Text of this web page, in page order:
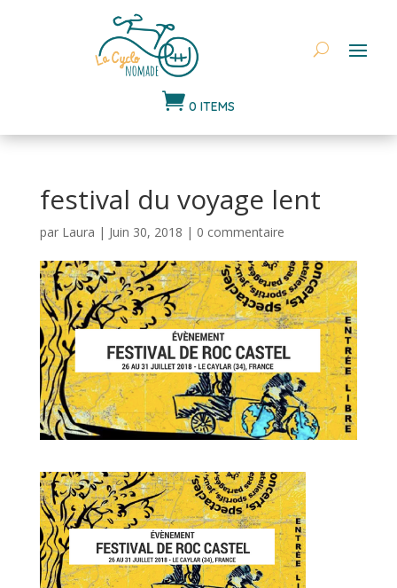
 0 ITEMS
festival du voyage lent
par Laura | Juin 30, 2018 | 0 commentaire